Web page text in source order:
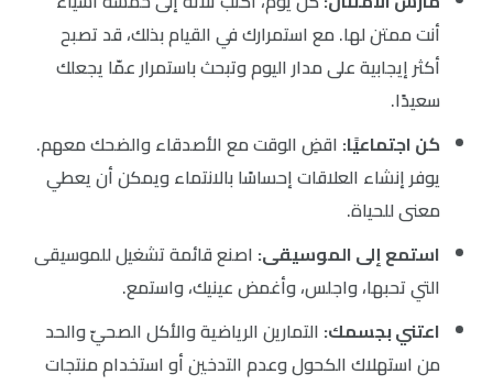
أنت ممتن لها. مع استمرارك في القيام بذلك، قد تصبح
أكثر إيجابية على مدار اليوم وتبحث باستمرار عمّا يجعلك
سعيدًا.
كن اجتماعيًا: اقضِ الوقت مع الأصدقاء والضحك معهم.
يوفر إنشاء العلاقات إحساسًا بالانتماء ويمكن أن يعطي
معنى للحياة.
استمع إلى الموسيقى: اصنع قائمة تشغيل للموسيقى
التي تحبها، واجلس، وأغمض عينيك، واستمع.
اعتني بجسمك: التمارين الرياضية والأكل الصحيّ والحد
من استهلاك الكحول وعدم التدخين أو استخدام منتجات